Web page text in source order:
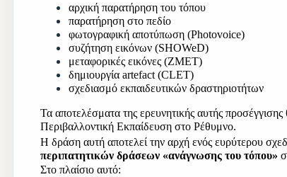
αρχική παρατήρηση του τόπου
παρατήρηση στο πεδίο
φωτογραφική αποτύπωση (Photovoice)
συζήτηση εικόνων (SHOWeD)
μεταφορικές εικόνες (ZMET)
δημιουργία artefact (CLET)
σχεδιασμό εκπαιδευτικών δραστηριοτήτων
Τα αποτελέσματα της ερευνητικής αυτής
Περιβαλλοντική Εκπαίδευση στο Ρέθυμνο.
Η δράση αυτή αποτελεί την αρχή ενός ευρύτερου
περιπατητικών δράσεων «ανάγνωσης του τόπου»
Στο πλαίσιο αυτό: